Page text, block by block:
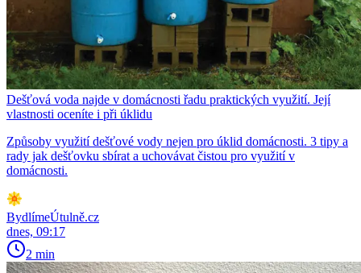
Dešťová voda najde v domácnosti řadu praktických využití. Její
vlastnosti oceníte i při úklidu
Způsoby využití dešťové vody nejen pro úklid domácnosti. 3 tipy a
rady jak dešťovku sbírat a uchovávat čistou pro využití v
domácnosti.
BydlímeÚtulně.cz
dnes, 09:17
2 min